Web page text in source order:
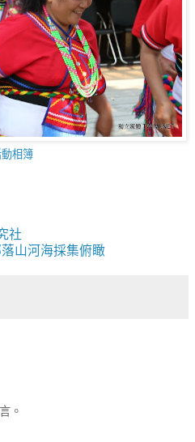
相簿
社
山河海採集俯瞰
。